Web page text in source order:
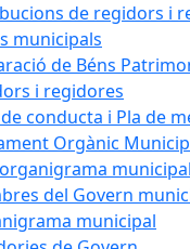
de regidors i
municipals
de Béns
i regidores
conducta i Pla de
Orgànic
municipal
del Govern
municipal